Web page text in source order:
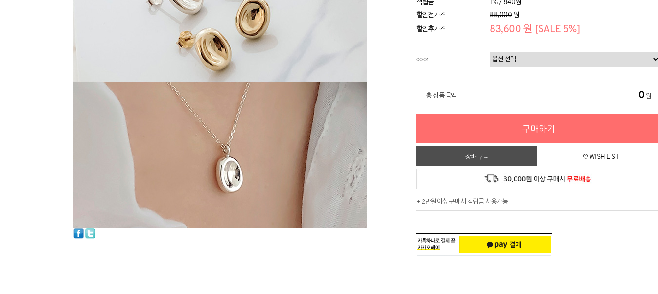
적립금
1% / 840원
할인전가격
88,000 원
할인후가격
83,600 원 [SALE 5%]
color
총 상품 금액 0 원
구매하기
장바구니 ♡ WISH LIST
+ 2만원이상 구매시 적립금 사용가능